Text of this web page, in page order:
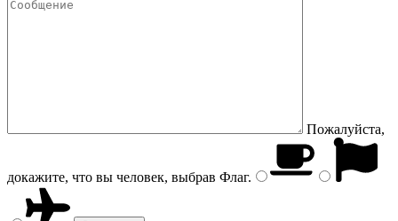
Пожалуйста,
докажите, что вы человек, выбрав Флаг.